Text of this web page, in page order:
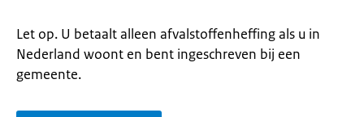
Let op. U betaalt alleen afvalstoffenheffing als u in
Nederland woont en bent ingeschreven bij een
gemeente.